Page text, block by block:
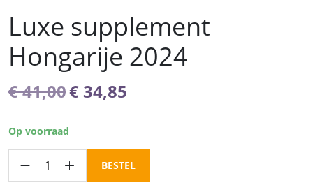
Luxe supplement
Hongarije 2024
€41,00Oorspronkelijke
€ 41,00.
€ 34,85
€ 34,85.
Op voorraad
Luxe
supplement
BESTEL